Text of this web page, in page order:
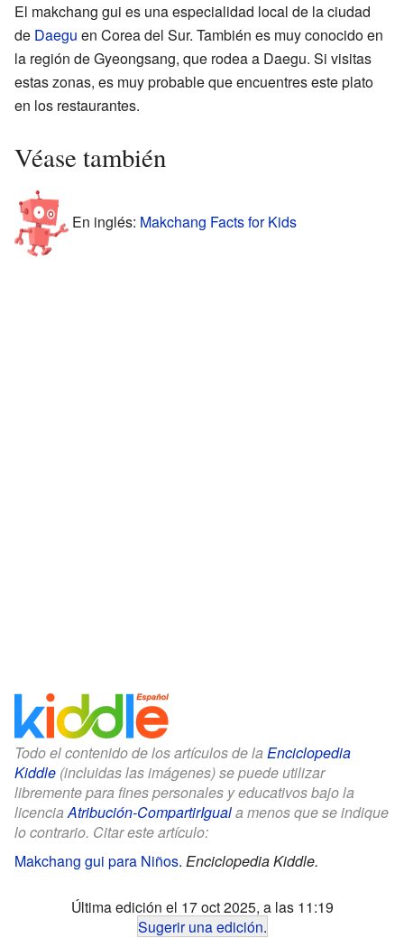
El makchang gui es una especialidad local de la ciudad
de Daegu en Corea del Sur. También es muy conocido en
la región de Gyeongsang, que rodea a Daegu. Si visitas
estas zonas, es muy probable que encuentres este plato
en los restaurantes.
Véase también
En inglés: Makchang Facts for Kids
Todo el contenido de los artículos de la Enciclopedia
Kiddle (incluidas las imágenes) se puede utilizar
libremente para fines personales y educativos bajo la
licenciaAtribución-CompartirIguala menos que se indique
lo contrario. Citar este artículo:
Makchang gui para Niños. Enciclopedia Kiddle.
Última edición el 17 oct 2025, a las 11:19
Sugerir una edición.